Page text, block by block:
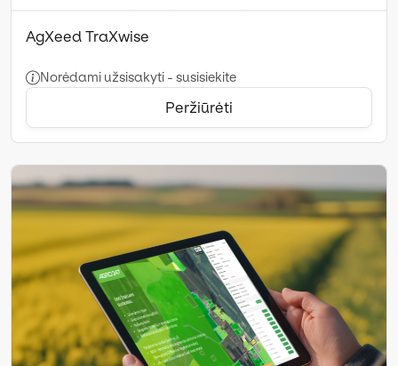
AgXeed TraXwise
Norėdami užsisakyti - susisiekite
Peržiūrėti